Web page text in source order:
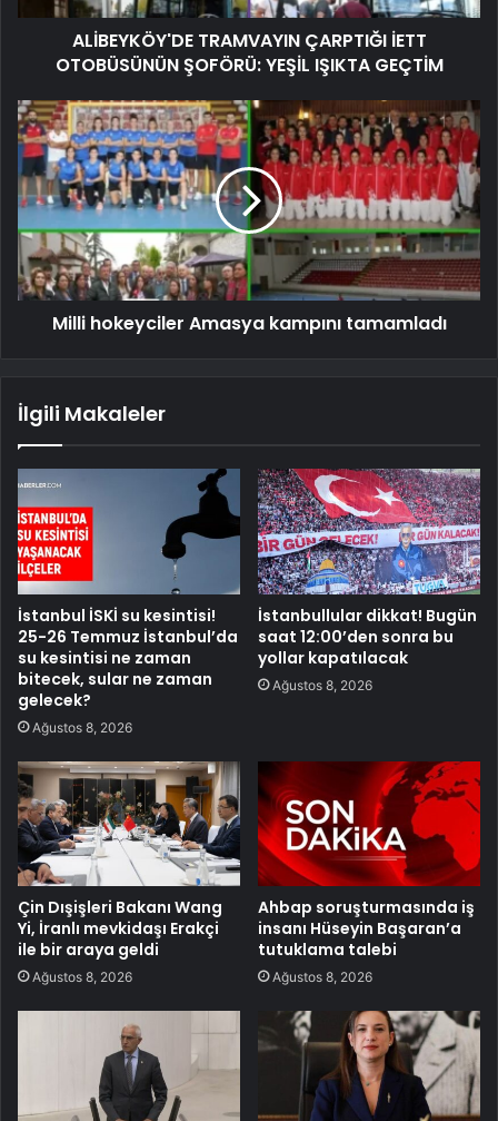
ALİBEYKÖY'DE TRAMVAYIN ÇARPTIĞI İETT
OTOBÜSÜNÜN ŞOFÖRÜ: YEŞİL IŞIKTA GEÇTİM
Milli hokeyciler Amasya kampını tamamladı
İlgili Makaleler
İstanbul İSKİ su kesintisi!
25-26 Temmuz İstanbul’da
su kesintisi ne zaman
bitecek, sular ne zaman
gelecek?
Ağustos 8, 2026
İstanbullular dikkat! Bugün
saat 12:00’den sonra bu
yollar kapatılacak
Ağustos 8, 2026
Çin Dışişleri Bakanı Wang
Yi, İranlı mevkidaşı Erakçi
ile bir araya geldi
Ağustos 8, 2026
Ahbap soruşturmasında iş
insanı Hüseyin Başaran’a
tutuklama talebi
Ağustos 8, 2026